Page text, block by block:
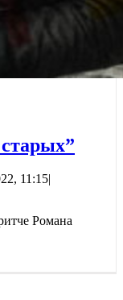
11:15|
Романа